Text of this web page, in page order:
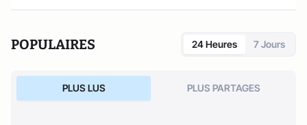
POPULAIRES 24 Heures 7 Jours
PLUS LUS PLUS PARTAGES